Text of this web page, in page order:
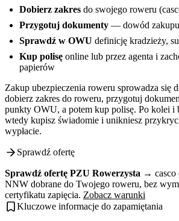
Dobierz zakres do swojego roweru
Przygotuj dokumenty — dowód
Sprawdź w OWU definicję kradzieży,
Kup polisę online lub przez agenta i
papierów
Zakup ubezpieczenia roweru sprowadza się
dobierz zakres do roweru, przygotuj
punkty OWU, a potem kup polisę. Po kolei
wtedy kupisz świadomie i unikniesz
wypłacie.
Sprawdź ofertę
Sprawdź ofertę PZU Rowerzysta → casco
NNW dobrane do Twojego roweru, bez
certyfikatu zapięcia. Zobacz warunki
Kluczowe informacje do zapamiętania